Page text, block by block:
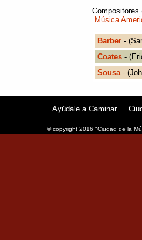
Compositores
Música
Barber -
Coates -
Sousa-
Ayúdale a Caminar
© copyright 2016 "Ciudad de la